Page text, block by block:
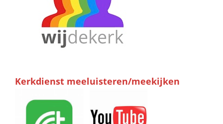
Kerkdienst meeluisteren/meekijken